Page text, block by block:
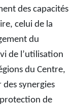
des capacités
celui de la
du
de l’utilisation
du Centre,
synergies
de